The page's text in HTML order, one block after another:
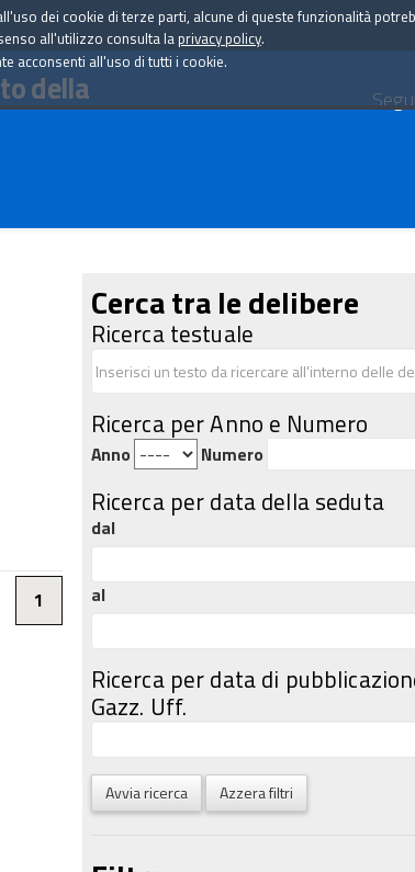
della
1
Cerca tra le delibere
Ricerca testuale
Ricerca per Anno e Numero
Anno Numero
Ricerca per data della seduta
dal
al
Ricerca per data di
Gazz. Uff.
Avvia ricerca Azzera filtri
dei cookie di terze parti, alcune di queste funzionalità
all'utilizzo consulta la privacy policy.
acconsenti all'uso di tutti i cookie.